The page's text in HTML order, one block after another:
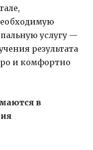
услугу —
результата
и комфортно
в